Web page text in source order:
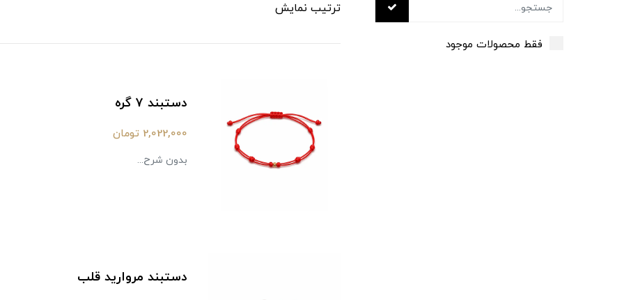
فقط محصولات موجود
ترتیب نمایش
دستبند ۷ گره
2,022,000 تومان
بدون شرح...
دستبند مروارید قلب